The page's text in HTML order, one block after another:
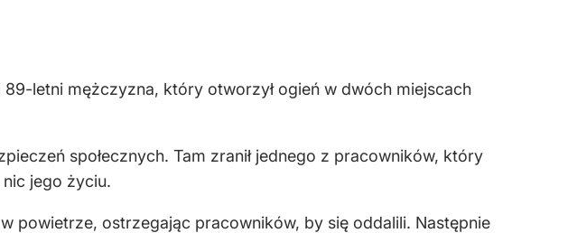
letni mężczyzna, który otworzył ogień w dwóch miejscach
społecznych. Tam zranił jednego z pracowników, który
jego życiu.
powietrze, ostrzegając pracowników, by się oddalili. Następnie